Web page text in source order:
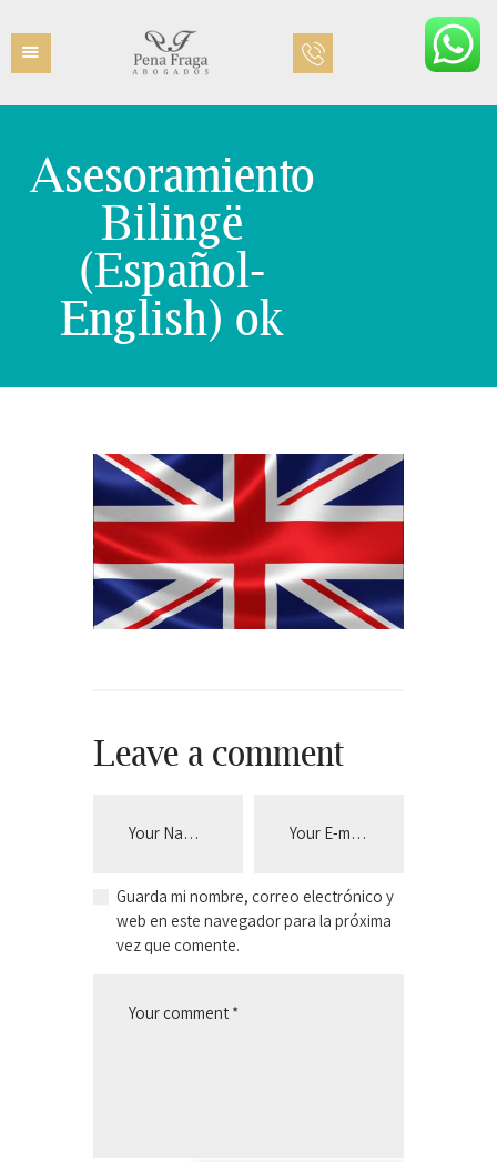
Asesoramiento
Bilingë
(Español-
English) ok
INICIO
EQUIPO
ÁREAS PRÁCTICAS
CONTACTO
Leave a comment
Guarda mi nombre, correo electrónico y
web en este navegador para la próxima
vez que comente.